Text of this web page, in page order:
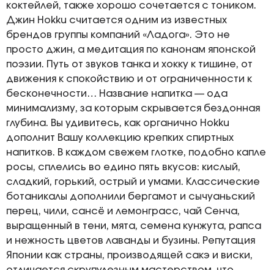
коктейлей, также хорошо сочетается с тоником.
Джин Hokku считается одним из известных
брендов группы компаний «Ладога». Это не
просто джин, а медитация по канонам японской
поэзии. Путь от звуков танка и хокку к тишине, от
движения к спокойствию и от ограниченности к
бесконечности… Название напитка — ода
минимализму, за которым скрывается бездонная
глубина. Вы удивитесь, как органично Hokku
дополнит Вашу коллекцию крепких спиртных
напитков. В каждом свежем глотке, подобно капле
росы, сплелись во едино пять вкусов: кислый,
сладкий, горький, острый и умами. Классические
ботаникалы дополнили бергамот и сычуаньский
перец, чили, сансё и лемонграсс, чай Сенча,
выращенный в тени, мята, семена кунжута, рапса
и нежность цветов лаванды и бузины. Репутация
Японии как страны, производящей сакэ и виски,